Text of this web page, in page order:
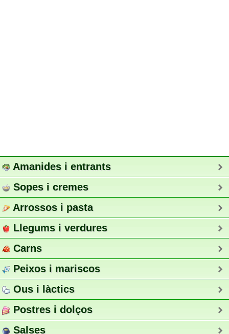
Amanides i entrants
Sopes i cremes
Arrossos i pasta
Llegums i verdures
Carns
Peixos i mariscos
Ous i làctics
Postres i dolços
Salses